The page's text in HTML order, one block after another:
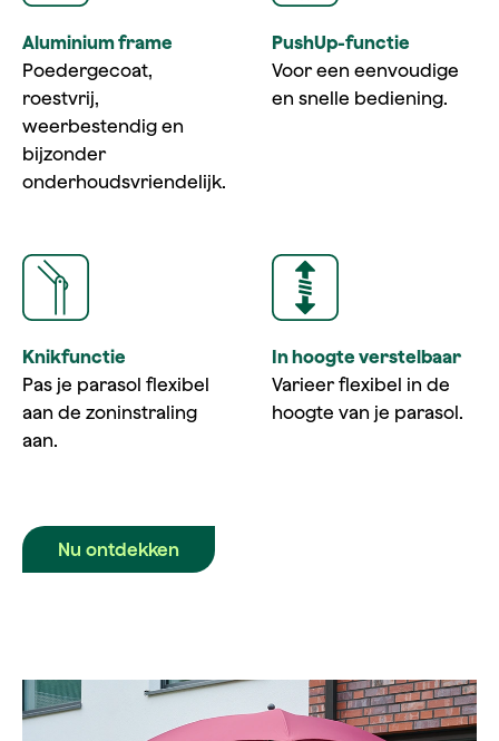
Aluminium frame
Poedergecoat,
roestvrij,
weerbestendig en
bijzonder
onderhoudsvriendelijk.
PushUp-functie
Voor een eenvoudige
en snelle bediening.
Knikfunctie
Pas je parasol flexibel
aan de zoninstraling
aan.
In hoogte verstelbaar
Varieer flexibel in de
hoogte van je parasol.
Nu ontdekken